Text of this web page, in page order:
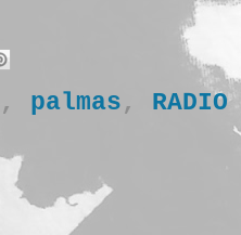
, palmas, RADIO